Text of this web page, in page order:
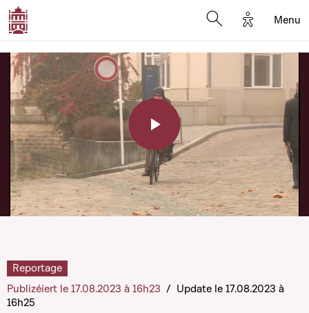
Options
Menu
Play
Video
Reportage
Publizéiert le 17.08.2023 à 16h23 / Update le 17.08.2023 à
16h25